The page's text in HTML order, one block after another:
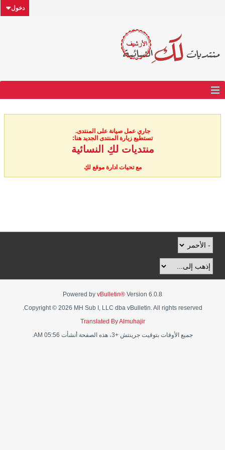
دخول
جاري عمل صيانة على المنتدى.
تستطيع زيارة المنتدى الجديد هنا:
منتديات لكِ النسائية
مع تحيات ادارة موقع لكِ
Powered by vBulletin® Version 6.0.8
Copyright © 2026 MH Sub I, LLC dba vBulletin. All rights reserved.
Translated By Almuhajir
جميع الأوقات بتوقيت جرينتش +3، هذه الصفحة أنشأت 05:56 AM.